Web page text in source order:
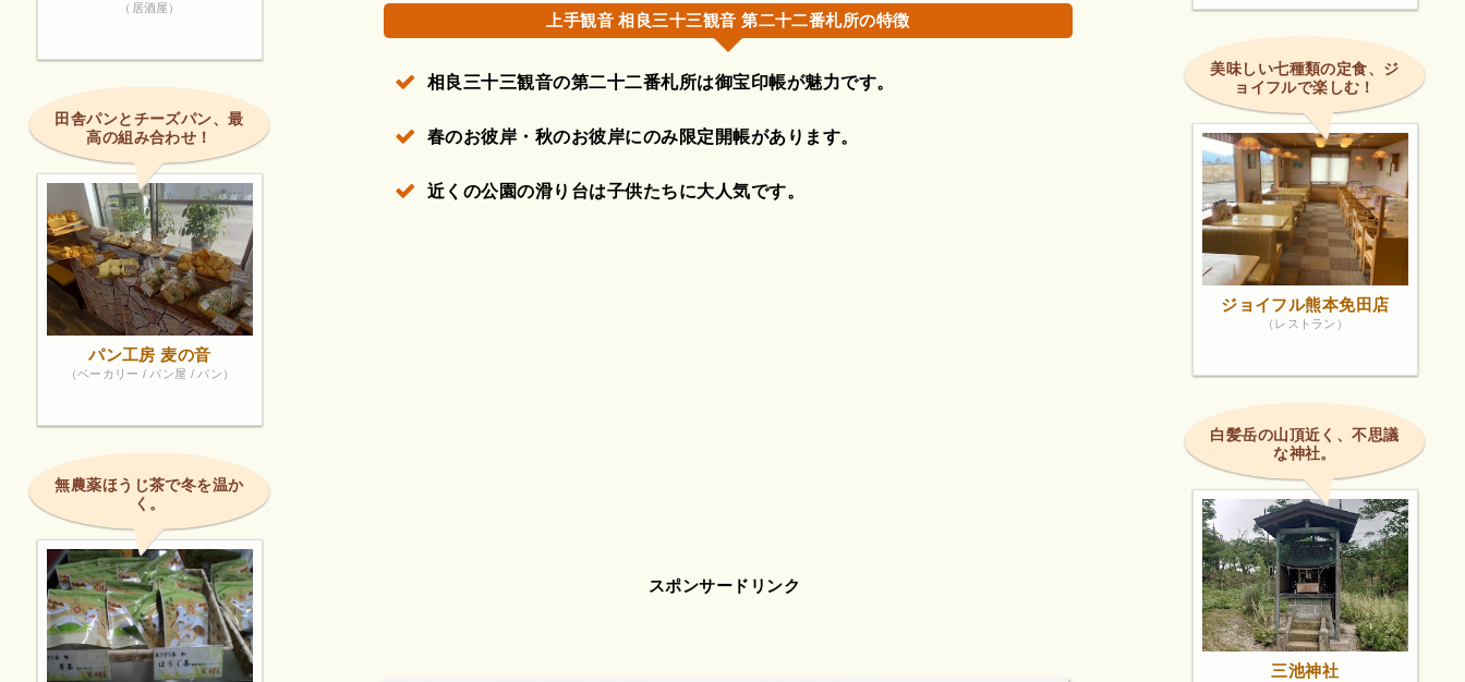
上手観音 相良三十三観音 第二十二番札所の特徴
相良三十三観音の第二十二番札所は御宝印帳が魅力です。
春のお彼岸・秋のお彼岸にのみ限定開帳があります。
近くの公園の滑り台は子供たちに大人気です。
スポンサードリンク
（居酒屋）
田舎パンとチーズパン、最
高の組み合わせ！
パン工房 麦の音
（ベーカリー / パン屋 / パン）
無農薬ほうじ茶で冬を温か
く。
美味しい七種類の定食、ジ
ョイフルで楽しむ！
ジョイフル熊本免田店
（レストラン）
白髪岳の山頂近く、不思議
な神社。
三池神社